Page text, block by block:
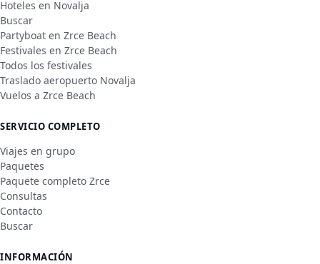
Hoteles en Novalja
Buscar
Partyboat en Zrce Beach
Festivales en Zrce Beach
Todos los festivales
Traslado aeropuerto Novalja
Vuelos a Zrce Beach
SERVICIO COMPLETO
Viajes en grupo
Paquetes
Paquete completo Zrce
Consultas
Contacto
Buscar
INFORMACIÓN